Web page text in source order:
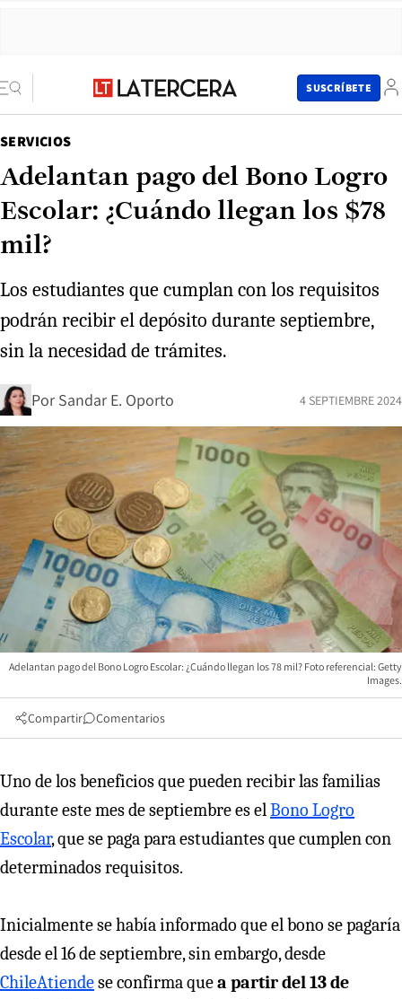
SUSCRÍBETE
SERVICIOS
Adelantan pago del Bono Logro
Escolar: ¿Cuándo llegan los $78
mil?
Los estudiantes que cumplan con los requisitos
podrán recibir el depósito durante septiembre,
sin la necesidad de trámites.
Por Sandar E. Oporto 4 SEPTIEMBRE 2024
Adelantan pago del Bono Logro Escolar: ¿Cuándo llegan los 78 mil? Foto referencial: Getty
Images.
Compartir Comentarios
Uno de los beneficios que pueden recibir las familias
durante este mes de septiembre es elBono Logro
Escolar, que se paga para estudiantes que cumplen con
determinados requisitos.
Inicialmente se había informado que el bono se pagaría
desde el 16 de septiembre, sin embargo, desde
ChileAtiendese confirma quea partir del 13 de